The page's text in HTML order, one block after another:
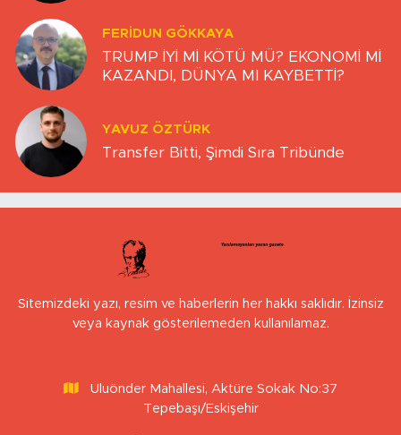
FERIDUN GÖKKAYA
TRUMP İYİ Mİ KÖTÜ MÜ? EKONOMİ Mİ
KAZANDI, DÜNYA MI KAYBETTİ?
YAVUZ ÖZTÜRK
Transfer Bitti, Şimdi Sıra Tribünde
Sitemizdeki yazı, resim ve haberlerin her hakkı saklıdır. İzinsiz
veya kaynak gösterilemeden kullanılamaz.
Uluönder Mahallesi, Aktüre Sokak No:37
Tepebaşı/Eskişehir